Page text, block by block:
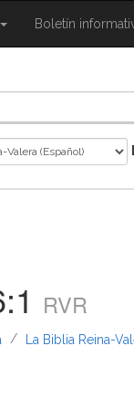
{{
Boletín
RVR
/ La Biblia Reina-